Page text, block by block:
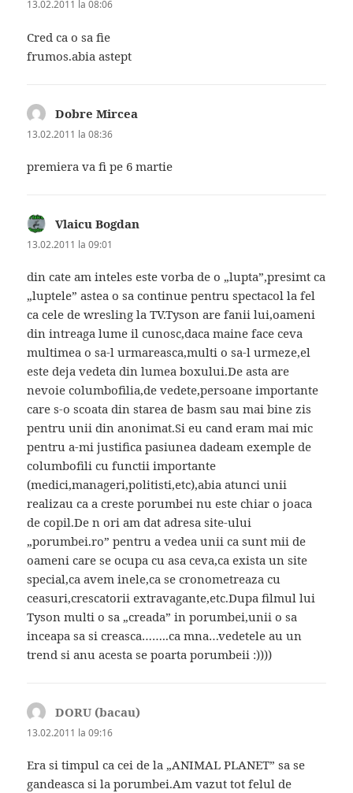
13.02.2011 la 08:06
Cred ca o sa fie
frumos.abia astept
Dobre Mircea
13.02.2011 la 08:36
premiera va fi pe 6 martie
Vlaicu Bogdan
13.02.2011 la 09:01
din cate am inteles este vorba de o „lupta”,presimt ca
„luptele” astea o sa continue pentru spectacol la fel
ca cele de wresling la TV.Tyson are fanii lui,oameni
din intreaga lume il cunosc,daca maine face ceva
multimea o sa-l urmareasca,multi o sa-l urmeze,el
este deja vedeta din lumea boxului.De asta are
nevoie columbofilia,de vedete,persoane importante
care s-o scoata din starea de basm sau mai bine zis
pentru unii din anonimat.Si eu cand eram mai mic
pentru a-mi justifica pasiunea dadeam exemple de
columbofili cu functii importante
(medici,manageri,politisti,etc),abia atunci unii
realizau ca a creste porumbei nu este chiar o joaca
de copil.De n ori am dat adresa site-ului
„porumbei.ro” pentru a vedea unii ca sunt mii de
oameni care se ocupa cu asa ceva,ca exista un site
special,ca avem inele,ca se cronometreaza cu
ceasuri,crescatorii extravagante,etc.Dupa filmul lui
Tyson multi o sa „creada” in porumbei,unii o sa
inceapa sa si creasca……..ca mna…vedetele au un
trend si anu acesta se poarta porumbeii :))))
DORU (bacau)
13.02.2011 la 09:16
Era si timpul ca cei de la „ANIMAL PLANET” sa se
gandeasca si la porumbei.Am vazut tot felul de